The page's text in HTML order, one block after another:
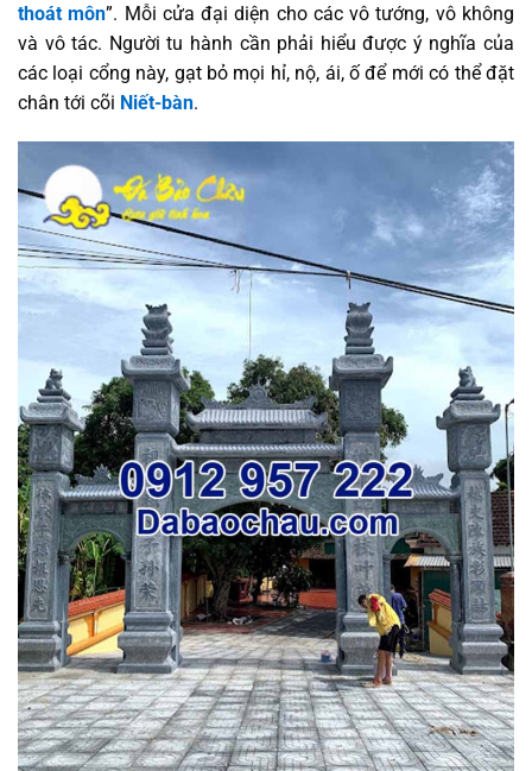
thoát môn”. Mỗi cửa đại diện cho các vô tướng, vô không
và vô tác. Người tu hành cần phải hiểu được ý nghĩa của
các loại cổng này, gạt bỏ mọi hỉ, nộ, ái, ố để mới có thể đặt
chân tới cõi Niết-bàn.